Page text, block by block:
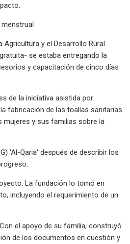
y el Desarrollo Rural
se estaba entregando la
y capacitación de cinco días
de la iniciativa asistida por
fabricación de las toallas sanitarias
mujeres y sus familias sobre la
'Al-Qaria' después de describir los
La fundación lo tomó en
incluyendo el requerimiento de un
el apoyo de su familia, construyó
de los documentos en cuestión y